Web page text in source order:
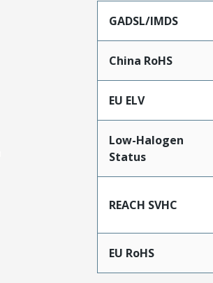
GADSL/IMDS
China RoHS
EU ELV
Low-Halogen
Status
REACH SVHC
EU RoHS